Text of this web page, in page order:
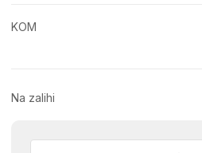
KOM
Na zalihi